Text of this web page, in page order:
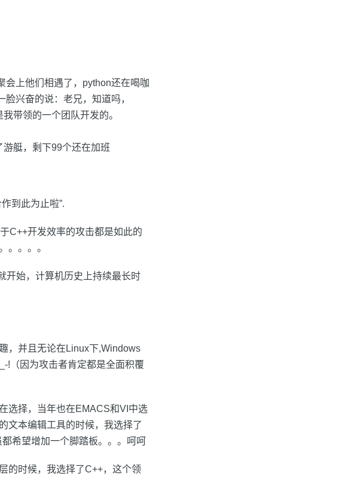
会上他们相遇了，python还在喝咖
兴奋的说：老兄，知道吗，
带领的一个团队开发的。
艇，剩下99个还在加班
到此为止啦”.
C++开发效率的攻击都是如此的
。。。。
开始，计算机历史上持续最长时
，并且无论在Linux下,Windows
!（因为攻击者肯定都是全面积覆
选择，当年也在EMACS和VI中选
文本编辑工具的时候，我选择了
希望增加一个脚踏板。。。呵呵
的时候，我选择了C++，这个领